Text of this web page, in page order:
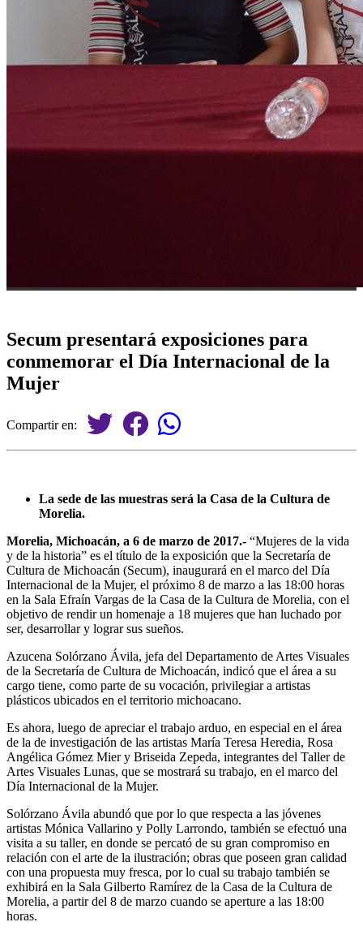
Secum presentará exposiciones para
conmemorar el Día Internacional de la
Mujer
Compartir en:
La sede de las muestras será la Casa de la Cultura de
Morelia.
Morelia, Michoacán, a 6 de marzo de 2017.- “Mujeres de la vida
y de la historia” es el título de la exposición que la Secretaría de
Cultura de Michoacán (Secum), inaugurará en el marco del Día
Internacional de la Mujer, el próximo 8 de marzo a las 18:00 horas
en la Sala Efraín Vargas de la Casa de la Cultura de Morelia, con el
objetivo de rendir un homenaje a 18 mujeres que han luchado por
ser, desarrollar y lograr sus sueños.
Azucena Solórzano Ávila, jefa del Departamento de Artes Visuales
de la Secretaría de Cultura de Michoacán, indicó que el área a su
cargo tiene, como parte de su vocación, privilegiar a artistas
plásticos ubicados en el territorio michoacano.
Es ahora, luego de apreciar el trabajo arduo, en especial en el área
de la de investigación de las artistas María Teresa Heredia, Rosa
Angélica Gómez Mier y Briseida Zepeda, integrantes del Taller de
Artes Visuales Lunas, que se mostrará su trabajo, en el marco del
Día Internacional de la Mujer.
Solórzano Ávila abundó que por lo que respecta a las jóvenes
artistas Mónica Vallarino y Polly Larrondo, también se efectuó una
visita a su taller, en donde se percató de su gran compromiso en
relación con el arte de la ilustración; obras que poseen gran calidad
con una propuesta muy fresca, por lo cual su trabajo también se
exhibirá en la Sala Gilberto Ramírez de la Casa de la Cultura de
Morelia, a partir del 8 de marzo cuando se aperture a las 18:00
horas.